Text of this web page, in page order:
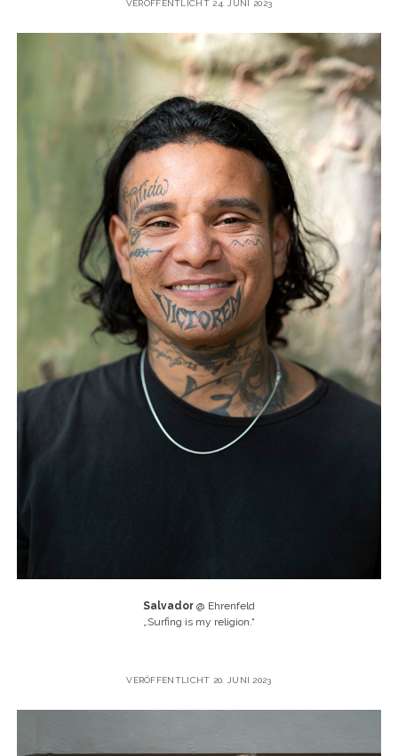
VERÖFFENTLICHT 24. JUNI 2023
Salvador @ Ehrenfeld
„Surfing is my religion.“
VERÖFFENTLICHT 20. JUNI 2023